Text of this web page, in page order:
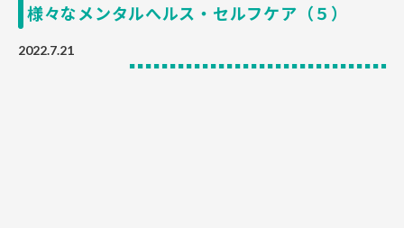
様々なメンタルへルス・セルフケア（５）
2022.7.21